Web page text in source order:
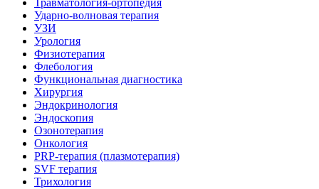
Травматология-ортопедия
Ударно-волновая терапия
УЗИ
Урология
Физиотерапия
Флебология
Функциональная диагностика
Хирургия
Эндокринология
Эндоскопия
Озонотерапия
Онкология
PRP-терапия (плазмотерапия)
SVF терапия
Трихология